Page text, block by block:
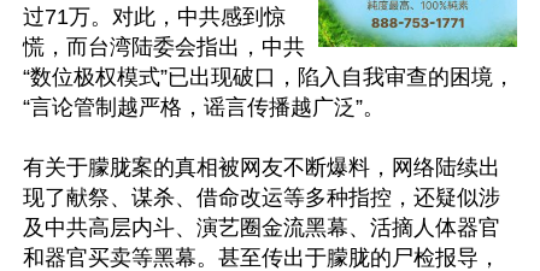
过71万。对此，中共感到惊
慌，而台湾陆委会指出，中共
“数位极权模式”已出现破口，陷入自我审查的困境，
“言论管制越严格，谣言传播越广泛”。
有关于朦胧案的真相被网友不断爆料，网络陆续出
现了献祭、谋杀、借命改运等多种指控，还疑似涉
及中共高层内斗、演艺圈金流黑幕、活摘人体器官
和器官买卖等黑幕。甚至传出于朦胧的尸检报导，